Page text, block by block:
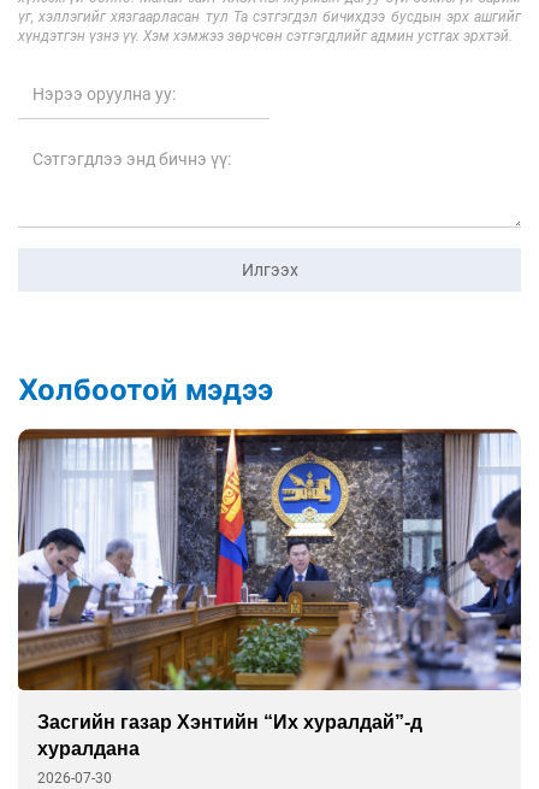
үг, хэллэгийг хязгаарласан тул Та сэтгэгдэл бичихдээ бусдын эрх ашгийг
хүндэтгэн үзнэ үү. Хэм хэмжээ зөрчсөн сэтгэгдлийг админ устгах эрхтэй.
Илгээх
Холбоотой мэдээ
Засгийн газар Хэнтийн “Их хуралдай”-д
хуралдана
2026-07-30